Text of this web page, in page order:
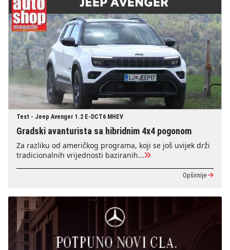
Test - Jeep Avenger 1.2 E-DCT6 MHEV
Gradski avanturista sa hibridnim 4x4 pogonom
Za razliku od američkog programa, koji se još uvijek drži
tradicionalnih vrijednosti baziranih...
Opširnije